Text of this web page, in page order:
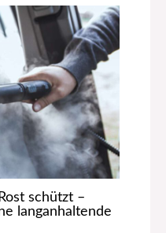
schützt –
langanhaltende